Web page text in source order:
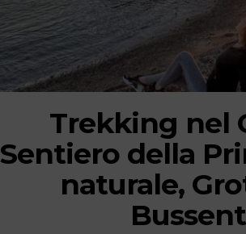
Trekking nel
Sentiero della
naturale,